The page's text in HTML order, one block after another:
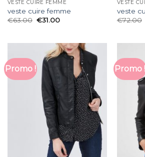
VESTE CUIRE FEMME
veste cuire femme
€63.00 €31.00
VESTE
veste
€72.00
Promo ! Promo